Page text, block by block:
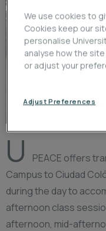
U
PEACE offers
Campus to Ciudad
during the day to
afternoon class
afternoon, mid-
We use cookies to
Cookies keep our
personalise
analyse how the
or adjust your
Adjust Preferences